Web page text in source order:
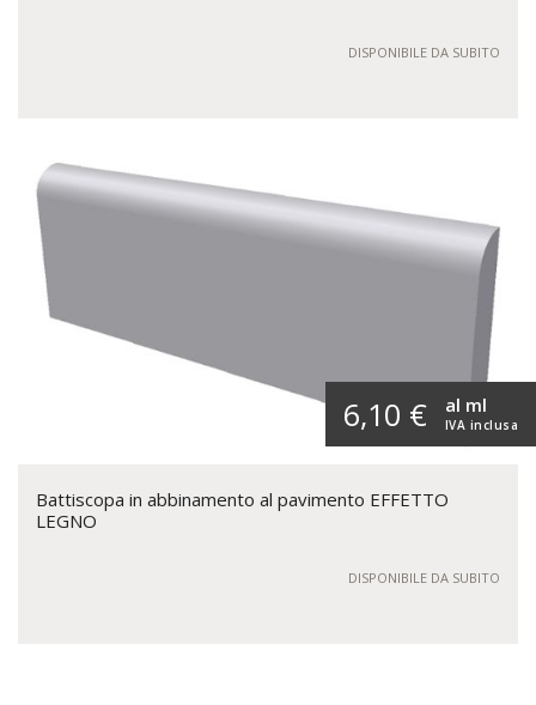
DISPONIBILE DA SUBITO
6,10 € IVA inclusa
al ml
Battiscopa in abbinamento al pavimento EFFETTO
LEGNO
DISPONIBILE DA SUBITO